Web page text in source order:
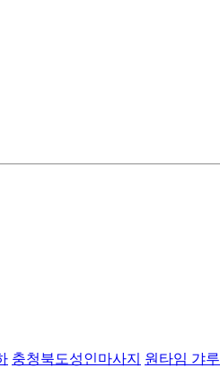
충청북도성인마사지 원타임 갸루